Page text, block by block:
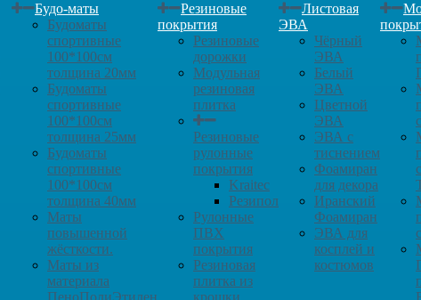
Будо-маты
Будоматы
спортивные
100*100см
толщина 20мм
Будоматы
спортивные
100*100см
толщина 25мм
Будоматы
спортивные
100*100см
толщина 40мм
Маты
повышенной
жёсткости.
Маты из
материала
ПеноПолиЭтилен
Резиновые
покрытия
Резиновые
дорожки
Модульная
резиновая
плитка
Резиновые
рулонные
покрытия
Kraitec
Резипол
Рулонные
ПВХ
покрытия
Резиновая
плитка из
крошки
Листовая
ЭВА
Чёрный
ЭВА
Белый
ЭВА
Цветной
ЭВА
ЭВА с
тиснением
Фоамиран
для декора
Иранский
Фоамиран
ЭВА для
косплей и
костюмов